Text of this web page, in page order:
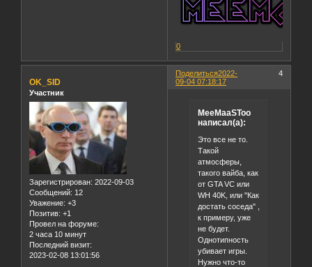
0
Поделиться 4
2022-
09-04 07:18:17
OK_SID
Участник
Зарегистрирован: 2022-09-03
Сообщений: 12
Уважение: +3
Позитив: +1
Провел на форуме:
2 часа 10 минут
Последний визит:
2023-02-08 13:01:56
MeeMaaSToo
написал(а):
Это все не то.
Такой
атмосферы,
такого вайба, как
от GTA VC или
WH 40K, или "Как
достать соседа" ,
к примеру, уже
не будет.
Однотипность
убивает игры.
Нужно что-то